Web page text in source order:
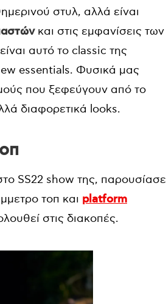
στυλ, αλλά είναι
και στις εμφανίσεις των
αυτό το classic της
essentials. Φυσικά μας
που ξεφεύγουν από το
διαφορετικά looks.
SS22 show της, παρουσίασε
τοπ και platform
στις διακοπές.